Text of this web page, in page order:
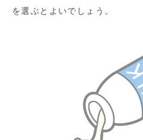
を選ぶとよいでしょう。